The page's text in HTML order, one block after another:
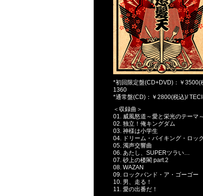
*初回限定盤(CD+DVD)：￥3500(
1360
*通常盤(CD)：￥2800(税込)/
＜収録曲＞
01. 威風怒道～愛と栄光のテーマ～
02. 独立！俺キングダム
03. 神様は小学生
04. ドリーム・バイキング・ロック
05. 濁声交響曲
06. あたし、SUPERツラい…
07. 砂上の楼閣 part.2
08. WAZAN
09. ロックバンド・ア・ゴーゴー
10. 男、走る！
11. 愛の出番だ！